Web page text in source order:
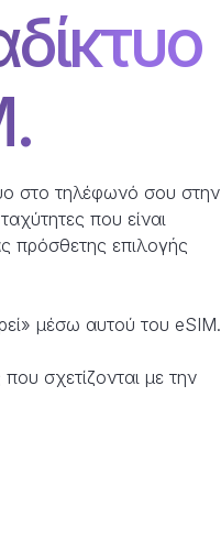
στο τηλέφωνό σου στην
που είναι
πρόσθετης επιλογής
μέσω αυτού του eSIM.
σχετίζονται με την